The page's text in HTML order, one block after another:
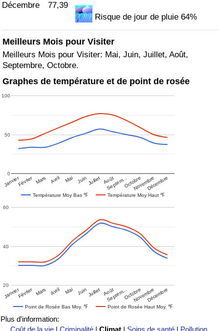
Décembre 77,39
Risque de jour de pluie 64%
Meilleurs Mois pour Visiter
Meilleurs Mois pour Visiter: Mai, Juin, Juillet, Août,
Septembre, Octobre.
Graphes de température et de point de rosée
Température Moy Bas ℉ Température Moy Haut ℉
JanvierFévrier Mars Avril Mai Juin Juillet Août
Septem…OctobreNovembreDécembre
0
50
100
Point de Rosée Bas Moy. ℉ Point de Rosée Haut Moy. ℉
JanvierFévrier Mars Avril Mai Juin Juillet Août
Septem…OctobreNovembreDécembre
20
40
60
Plus d'information:
Coût de la vie |Criminalité |Climat | Soins de santé | Pollution